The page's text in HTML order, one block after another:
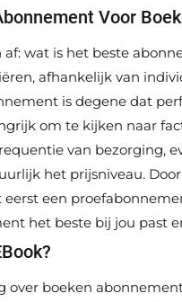
Voor
af: wat is het beste
afhankelijk van
is degene dat
om te kijken naar
van bezorging,
het prijsniveau.
een
het beste bij jou past
over boeken